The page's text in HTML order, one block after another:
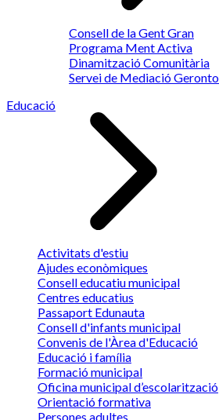
Consell de la Gent Gran
Programa Ment Activa
Dinamització Comunitària
Servei de Mediació
Educació
Activitats d'estiu
Ajudes econòmiques
Consell educatiu municipal
Centres educatius
Passaport Edunauta
Consell d'infants municipal
Convenis de l'Àrea d'Educació
Educació i família
Formació municipal
Oficina municipal d’escolarització
Orientació formativa
Persones adultes